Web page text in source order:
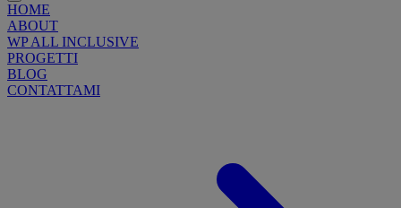
HOME
ABOUT
WP ALL INCLUSIVE
PROGETTI
BLOG
CONTATTAMI